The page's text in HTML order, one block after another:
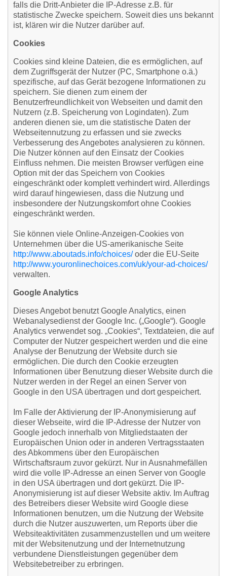
falls die Dritt-Anbieter die IP-Adresse z.B. für
statistische Zwecke speichern. Soweit dies uns bekannt
ist, klären wir die Nutzer darüber auf.
Cookies
Cookies sind kleine Dateien, die es ermöglichen, auf
dem Zugriffsgerät der Nutzer (PC, Smartphone o.ä.)
spezifische, auf das Gerät bezogene Informationen zu
speichern. Sie dienen zum einem der
Benutzerfreundlichkeit von Webseiten und damit den
Nutzern (z.B. Speicherung von Logindaten). Zum
anderen dienen sie, um die statistische Daten der
Webseitennutzung zu erfassen und sie zwecks
Verbesserung des Angebotes analysieren zu können.
Die Nutzer können auf den Einsatz der Cookies
Einfluss nehmen. Die meisten Browser verfügen eine
Option mit der das Speichern von Cookies
eingeschränkt oder komplett verhindert wird. Allerdings
wird darauf hingewiesen, dass die Nutzung und
insbesondere der Nutzungskomfort ohne Cookies
eingeschränkt werden.
Sie können viele Online-Anzeigen-Cookies von
Unternehmen über die US-amerikanische Seite
http://www.aboutads.info/choices/oder die EU-Seite
http://www.youronlinechoices.com/uk/your-ad-choices/
verwalten.
Google Analytics
Dieses Angebot benutzt Google Analytics, einen
Webanalysedienst der Google Inc. („Google“). Google
Analytics verwendet sog. „Cookies“, Textdateien, die auf
Computer der Nutzer gespeichert werden und die eine
Analyse der Benutzung der Website durch sie
ermöglichen. Die durch den Cookie erzeugten
Informationen über Benutzung dieser Website durch die
Nutzer werden in der Regel an einen Server von
Google in den USA übertragen und dort gespeichert.
Im Falle der Aktivierung der IP-Anonymisierung auf
dieser Webseite, wird die IP-Adresse der Nutzer von
Google jedoch innerhalb von Mitgliedstaaten der
Europäischen Union oder in anderen Vertragsstaaten
des Abkommens über den Europäischen
Wirtschaftsraum zuvor gekürzt. Nur in Ausnahmefällen
wird die volle IP-Adresse an einen Server von Google
in den USA übertragen und dort gekürzt. Die IP-
Anonymisierung ist auf dieser Website aktiv. Im Auftrag
des Betreibers dieser Website wird Google diese
Informationen benutzen, um die Nutzung der Website
durch die Nutzer auszuwerten, um Reports über die
Websiteaktivitäten zusammenzustellen und um weitere
mit der Websitenutzung und der Internetnutzung
verbundene Dienstleistungen gegenüber dem
Websitebetreiber zu erbringen.